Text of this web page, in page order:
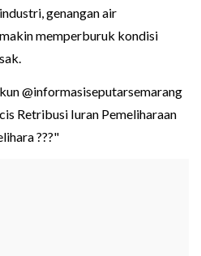
genangan air
memperburuk kondisi
@informasiseputarsemarang
Retribusi Iuran Pemeliharaan
???"